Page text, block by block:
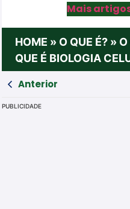
Mais
HOME » O QUE É? » O
QUE É BIOLOGIA
Anterior
PUBLICIDADE